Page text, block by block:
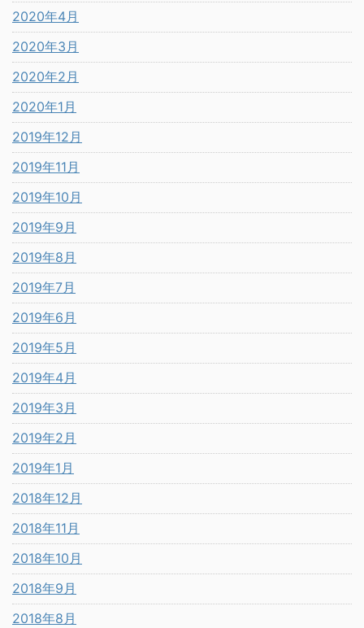
2020年4月
2020年3月
2020年2月
2020年1月
2019年12月
2019年11月
2019年10月
2019年9月
2019年8月
2019年7月
2019年6月
2019年5月
2019年4月
2019年3月
2019年2月
2019年1月
2018年12月
2018年11月
2018年10月
2018年9月
2018年8月